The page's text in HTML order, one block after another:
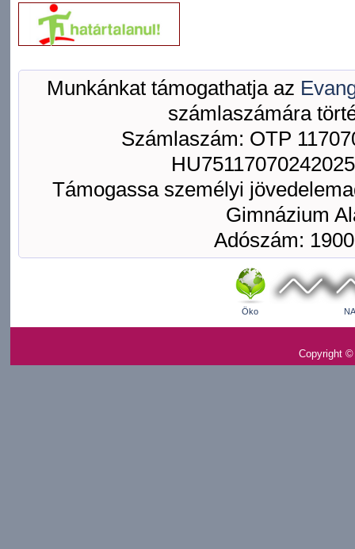
Munkánkat támogathatja az
számlaszámára
Számlaszám: OTP
Támogassa személyi
Gimnázium
Adószám:
Öko
Copyright